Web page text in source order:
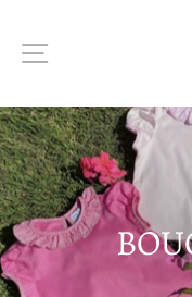
contenu
NAVIGATION